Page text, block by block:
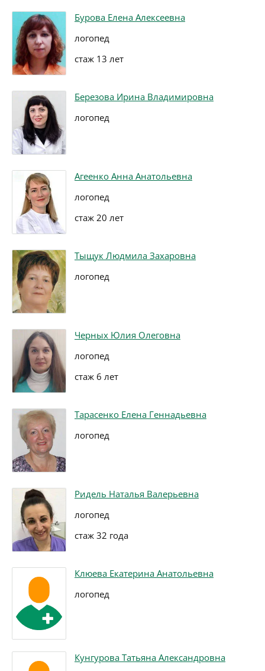
Бурова Елена Алексеевна
логопед
стаж 13 лет
Березова Ирина Владимировна
логопед
Агеенко Анна Анатольевна
логопед
стаж 20 лет
Тыщук Людмила Захаровна
логопед
Черных Юлия Олеговна
логопед
стаж 6 лет
Тарасенко Елена Геннадьевна
логопед
Ридель Наталья Валерьевна
логопед
стаж 32 года
Клюева Екатерина Анатольевна
логопед
Кунгурова Татьяна Александровна